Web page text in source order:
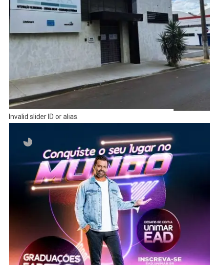
Invalid slider ID or alias.